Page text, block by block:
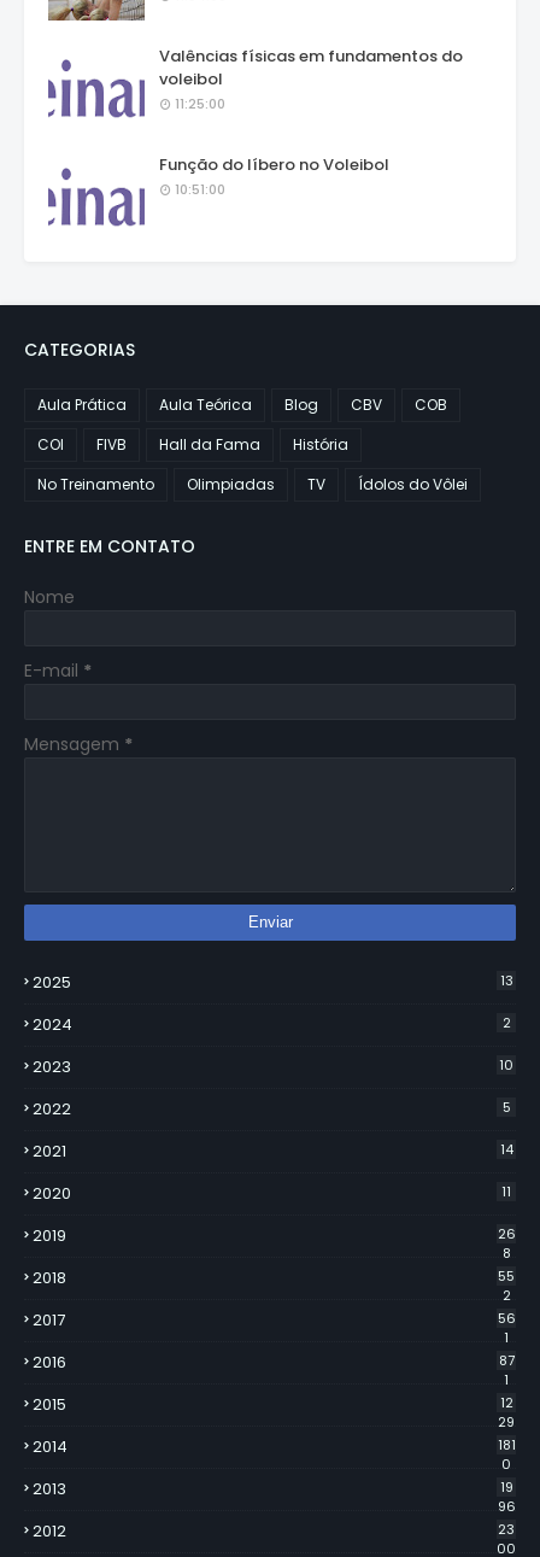
Valências físicas em fundamentos do
voleibol
11:25:00
Função do líbero no Voleibol
10:51:00
CATEGORIAS
Aula Prática Aula Teórica Blog CBV
COB
COI
FIVB Hall da Fama
História
No Treinamento
Olimpiadas TV Ídolos do Vôlei
ENTRE EM CONTATO
Nome
E-mail *
Mensagem *
2025 13
2024 2
2023 10
2022 5
2021 14
2020 11
2019
26
8
2018
55
2
2017
56
1
2016
87
1
2015
12
29
2014
181
0
2013
19
96
2012
23
00